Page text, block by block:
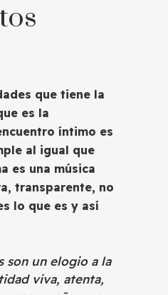
que tiene la
es la
íntimo es
al igual que
es una música
transparente, no
lo que es y así
son un elogio a la
viva, atenta,